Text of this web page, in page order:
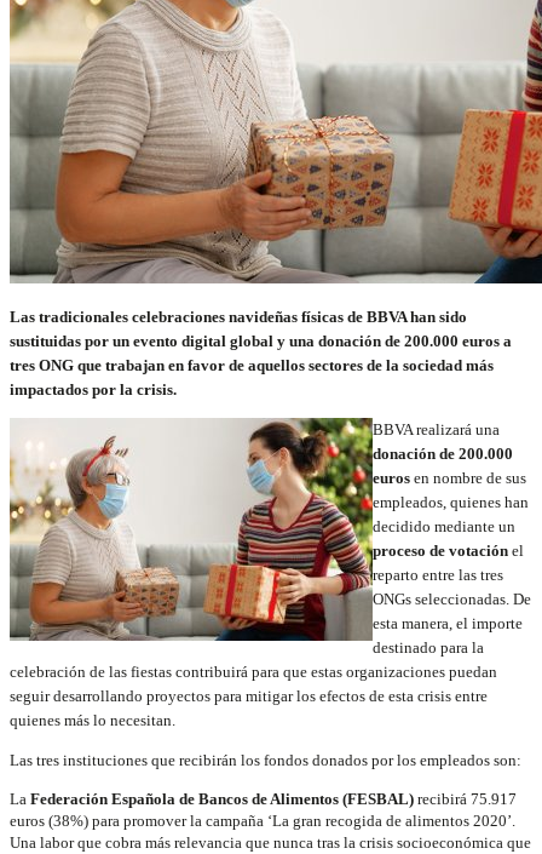
Las tradicionales celebraciones navideñas físicas de BBVA han sido
sustituidas por un evento digital global y una donación de 200.000 euros a
tres ONG que trabajan en favor de aquellos sectores de la sociedad más
impactados por la crisis.
BBVA realizará una
donación de 200.000
euros en nombre de sus
empleados, quienes han
decidido mediante un
proceso de votación el
reparto entre las tres
ONGs seleccionadas. De
esta manera, el importe
destinado para la
celebración de las fiestas contribuirá para que estas organizaciones puedan
seguir desarrollando proyectos para mitigar los efectos de esta crisis entre
quienes más lo necesitan.
Las tres instituciones que recibirán los fondos donados por los empleados son:
La Federación Española de Bancos de Alimentos (FESBAL) recibirá 75.917
euros (38%) para promover la campaña ‘La gran recogida de alimentos 2020’.
Una labor que cobra más relevancia que nunca tras la crisis socioeconómica que